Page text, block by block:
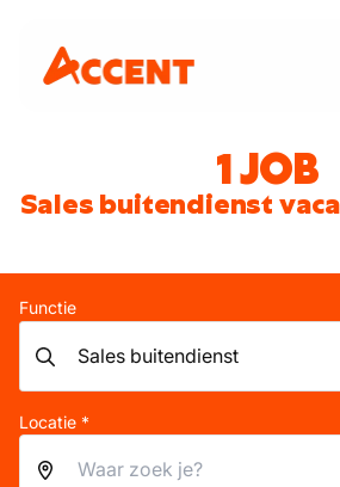
1 JOB
Sales buitendienst
Functie
Locatie *